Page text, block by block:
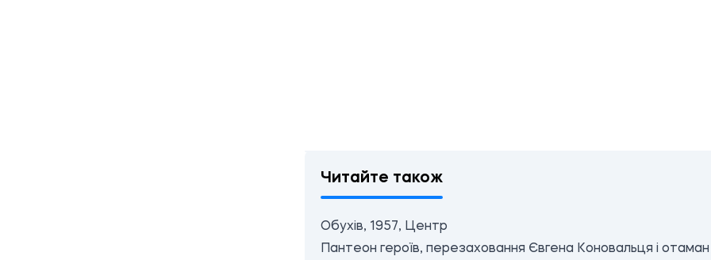
Читайте також
Обухів, 1957, Центр
Пантеон героїв, перезаховання Євгена Коновальця і отаман